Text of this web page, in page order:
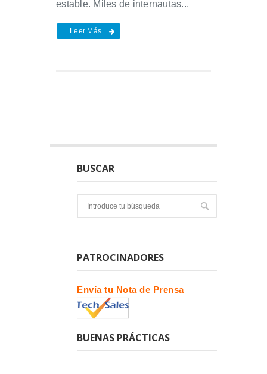
estable. Miles de internautas...
Leer Más
BUSCAR
PATROCINADORES
Envía tu Nota de Prensa
BUENAS PRÁCTICAS